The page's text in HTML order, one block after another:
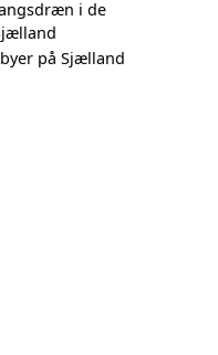
i de
på Sjælland